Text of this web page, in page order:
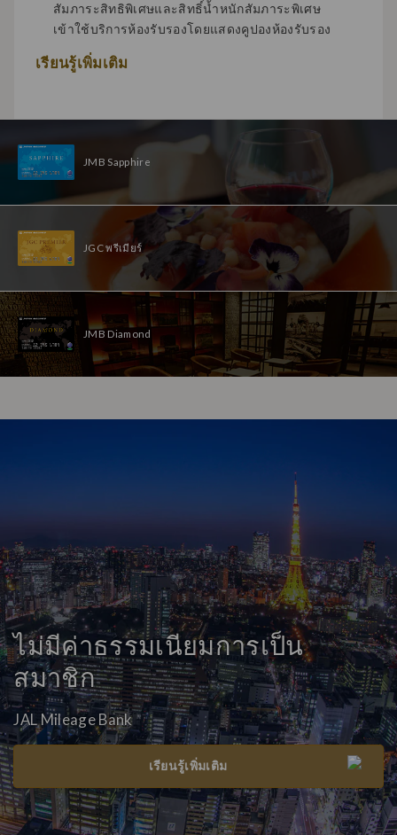
สัมภาระสิทธิพิเศษและสิทธิ์น้ำหนักสัมภาระพิเศษ
เข้าใช้บริการห้องรับรองโดยแสดงคูปองห้องรับรอง
เรียนรู้เพิ่มเติม
JMB Sapphire
JGC พรีเมียร์
JMB Diamond
ไม่มีค่าธรรมเนียมการเป็น
สมาชิก
JAL Mileage Bank
เรียนรู้เพิ่มเติม